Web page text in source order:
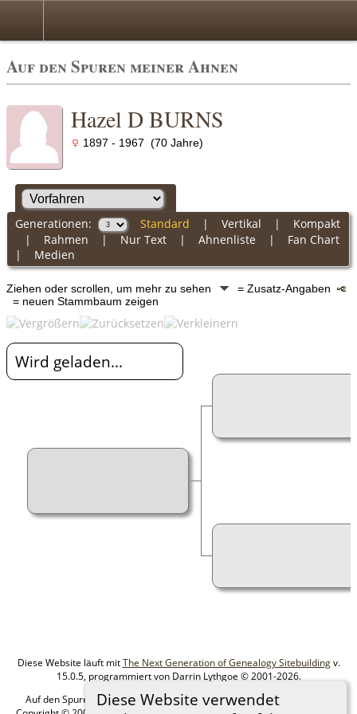
Auf den Spuren meiner Ahnen
Diese Website verwendet
Hazel D BURNS
1897 - 1967 (70 Jahre)
Generationen: Standard | Vertikal | Kompakt
| Rahmen | Nur Text| Ahnenliste | Fan Chart
| Medien
Ziehen oder scrollen, um mehr zu sehen
= Zusatz-Angaben
= neuen Stammbaum zeigen
Wird geladen...
Diese Website läuft mitThe Next Generation of Genealogy Sitebuildingv.
15.0.5, programmiert von Darrin Lythgoe © 2001-2026.
Auf den Spuren meiner Ahnen - erstellt und betreut vonMIchael Klein